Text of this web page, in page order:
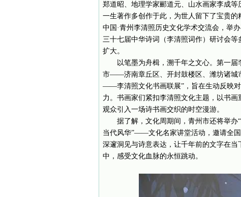
郑道昭、地理学家郦道元、山水画家李成
一生著作多创作于此，为世人留下了宝贵
中国·青州李清照历史文化学术交流会，举
三十七届中华诗词（李清照词作）研讨会
扩大。
以笔墨为舟楫，溯千年之文心。第一
市——济南章丘区、开封鼓楼区、潍坊诸城
——李清照文化书画联展”，旨在生动反映
力。书画家们紧扣李清照文化主题，以书
观众引入一场诗书画交织的时空漫游。
据了解，文化周期间，青州市还将举办
当代风华”——文化名家讲堂活动，邀请全
深邃洞见与诗意表达，让千年前的文字在
中，感受文化血脉的永恒跳动。